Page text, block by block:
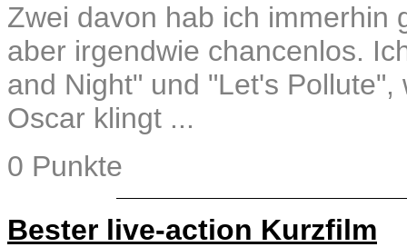
Zwei davon hab ich immerhin
aber irgendwie chancenlos.
and Night" und "Let's
Oscar klingt ...
0 Punkte
Bester live-action Kurzfilm